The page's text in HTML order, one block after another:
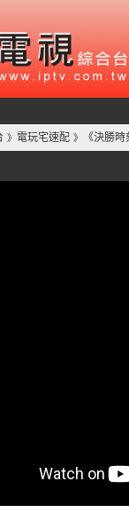
》 電玩宅速配 》 《決勝